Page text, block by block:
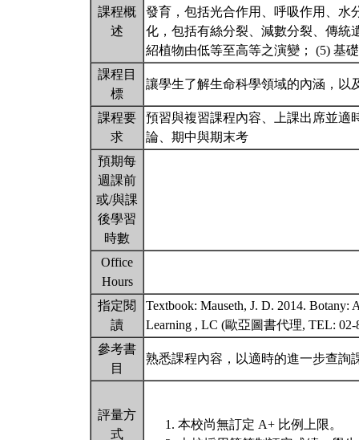
課程概
述
發育，包括光合作用、呼吸作用、水
化，包括有絲分裂、減數分裂、傳統
紹植物由低等至高等之演變； (5) 基
課程目
標
讓學生了解生命科學領域的內涵，以
課程要
求
預習與複習課程內容、上課出席並適
論、期中與期末考
預期每
週課前
或/與課
後學習
時數
Office
Hours
指定閱
讀
Textbook: Mauseth, J. D. 2014. Botany:
Learning , LC (歐亞圖書代理, TEL: 02-
參考書
目
熟悉課程內容，以適時的進一步查
評量方
式
本校尚無訂定 A+ 比例上限。